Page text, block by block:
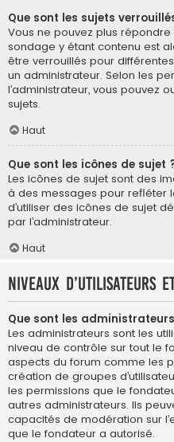
Que sont les sujets
Vous ne pouvez plus
sondage y étant contenu est
être verrouillés pour
un administrateur. Selon les
l’administrateur, vous pouvez
sujets.
Haut
Que sont les icônes de sujet
Les icônes de sujet sont des
à des messages pour refléter
d’utiliser des icônes de sujet
par l’administrateur.
Haut
Niveaux d’utilisateurs
Que sont les
Les administrateurs sont les
niveau de contrôle sur tout le
aspects du forum comme les
création de groupes
les permissions que le
autres administrateurs. Ils
capacités de modération sur
que le fondateur a autorisé.